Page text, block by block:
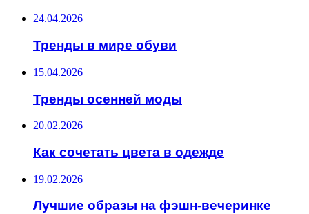
24.04.2026
Тренды в мире обуви
15.04.2026
Тренды осенней моды
20.02.2026
Как сочетать цвета в одежде
19.02.2026
Лучшие образы на фэшн-вечеринке